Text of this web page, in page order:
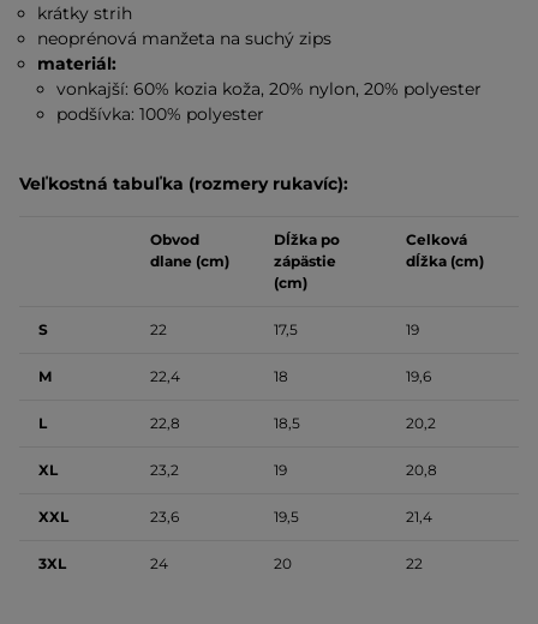
krátky strih
neoprénová manžeta na suchý zips
materiál:
vonkajší: 60% kozia koža, 20% nylon, 20% polyester
podšívka: 100% polyester
Veľkostná tabuľka (rozmery rukavíc):
Obvod
dlane (cm)
Dĺžka po
zápästie
(cm)
Celková
dĺžka (cm)
S 22 17,5 19
M 22,4 18 19,6
L 22,8 18,5 20,2
XL 23,2 19 20,8
XXL 23,6 19,5 21,4
3XL 24 20 22